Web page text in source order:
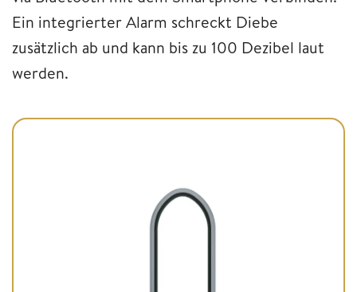
Ein integrierter Alarm schreckt Diebe
zusätzlich ab und kann bis zu 100 Dezibel laut
werden.